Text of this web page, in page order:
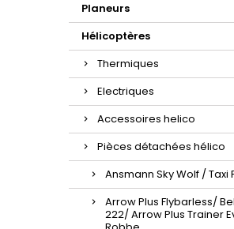
Planeurs
Hélicoptères
Thermiques
Electriques
Accessoires helico
Pièces détachées hélico
Ansmann Sky Wolf / Taxi
Arrow Plus Flybarless/
222/ Arrow Plus Trainer